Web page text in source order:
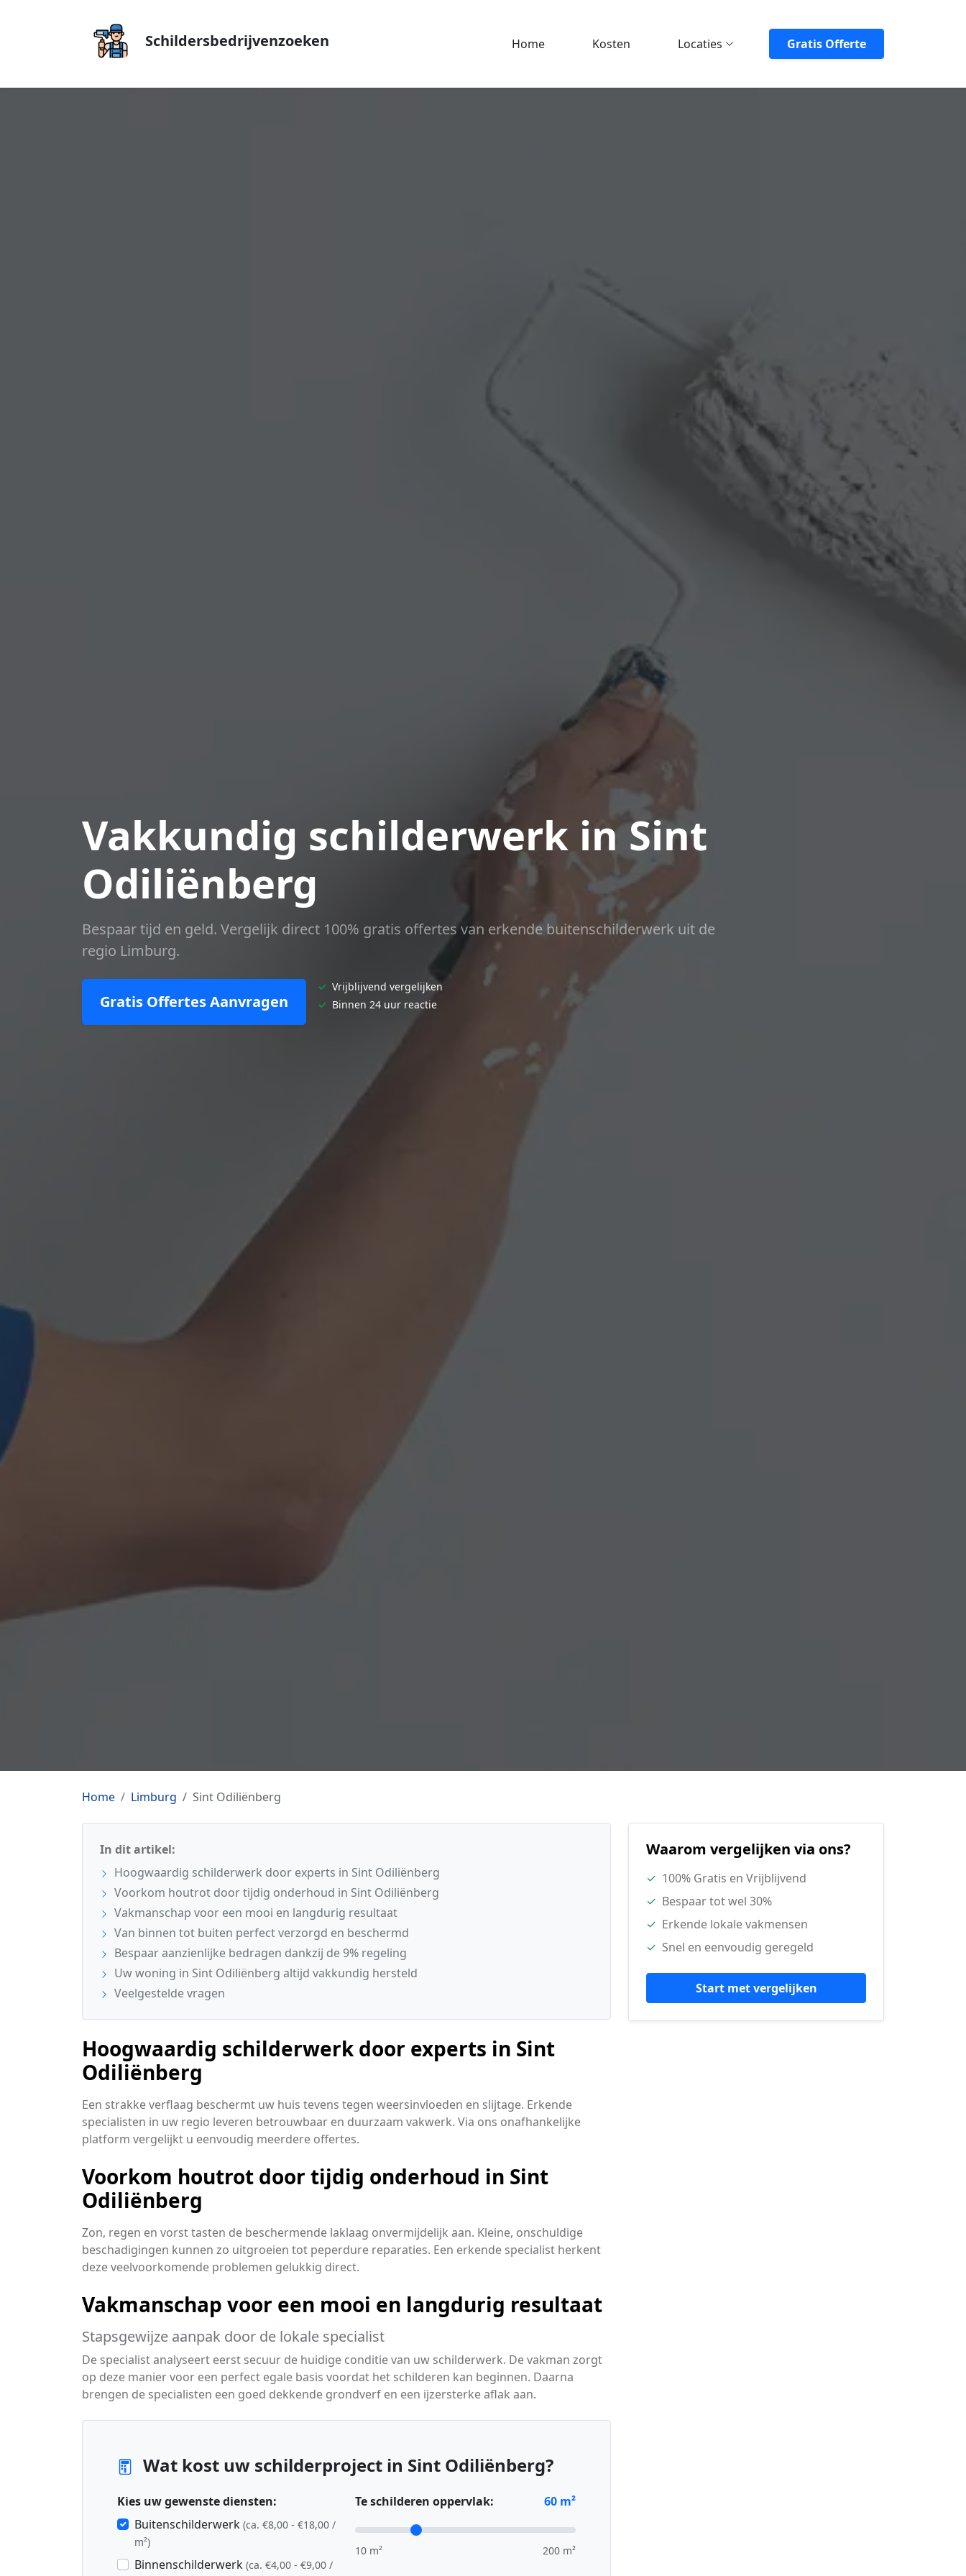
Schildersbedrijvenzoeken Home Kosten Locaties Gratis Offerte
Vakkundig schilderwerk in Sint
Odiliënberg
Bespaar tijd en geld. Vergelijk direct 100% gratis offertes van erkende buitenschilderwerk uit de
regio Limburg.
Gratis Offertes Aanvragen
✓ Vrijblijvend vergelijken
✓ Binnen 24 uur reactie
Home Limburg Sint Odiliënberg
In dit artikel:
Hoogwaardig schilderwerk door experts in Sint Odiliënberg
Voorkom houtrot door tijdig onderhoud in Sint Odiliënberg
Vakmanschap voor een mooi en langdurig resultaat
Van binnen tot buiten perfect verzorgd en beschermd
Bespaar aanzienlijke bedragen dankzij de 9% regeling
Uw woning in Sint Odiliënberg altijd vakkundig hersteld
Veelgestelde vragen
Hoogwaardig schilderwerk door experts in Sint
Odiliënberg
Een strakke verflaag beschermt uw huis tevens tegen weersinvloeden en slijtage. Erkende
specialisten in uw regio leveren betrouwbaar en duurzaam vakwerk. Via ons onafhankelijke
platform vergelijkt u eenvoudig meerdere offertes.
Voorkom houtrot door tijdig onderhoud in Sint
Odiliënberg
Zon, regen en vorst tasten de beschermende laklaag onvermijdelijk aan. Kleine, onschuldige
beschadigingen kunnen zo uitgroeien tot peperdure reparaties. Een erkende specialist herkent
deze veelvoorkomende problemen gelukkig direct.
Vakmanschap voor een mooi en langdurig resultaat
Stapsgewijze aanpak door de lokale specialist
De specialist analyseert eerst secuur de huidige conditie van uw schilderwerk. De vakman zorgt
op deze manier voor een perfect egale basis voordat het schilderen kan beginnen. Daarna
brengen de specialisten een goed dekkende grondverf en een ijzersterke aflak aan.
Wat kost uw schilderproject in Sint Odiliënberg?
Kies uw gewenste diensten:
Buitenschilderwerk (ca. €8,00 - €18,00 /
m²)
Binnenschilderwerk (ca. €4,00 - €9,00 /
Te schilderen oppervlak: 60 m²
10 m² 200 m²
Waarom vergelijken via ons?
✓ 100% Gratis en Vrijblijvend
✓ Bespaar tot wel 30%
✓ Erkende lokale vakmensen
✓ Snel en eenvoudig geregeld
Start met vergelijken